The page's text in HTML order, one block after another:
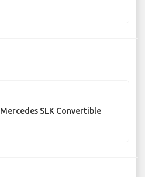
Mercedes SLK Convertible